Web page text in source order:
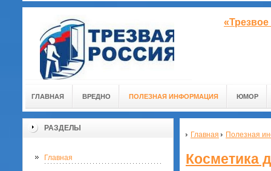
ГЛАВНАЯ ВРЕДНО ПОЛЕЗНАЯ ИНФОРМАЦИЯ ЮМОР
РАЗДЕЛЫ
Главная
Главная Полезная
Косметика